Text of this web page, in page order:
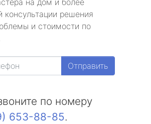
на дом и более
консультации решения
и стоимости по
Отправить
по номеру
653-88-85.